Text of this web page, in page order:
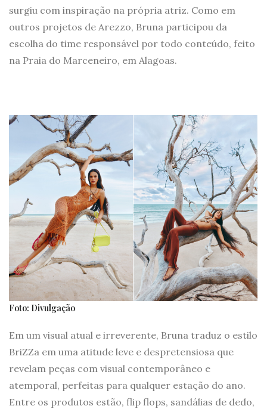
surgiu com inspiração na própria atriz. Como em
outros projetos de Arezzo, Bruna participou da
escolha do time responsável por todo conteúdo, feito
na Praia do Marceneiro, em Alagoas.
Foto: Divulgação
Em um visual atual e irreverente, Bruna traduz o estilo
BriZZa em uma atitude leve e despretensiosa que
revelam peças com visual contemporâneo e
atemporal, perfeitas para qualquer estação do ano.
Entre os produtos estão, flip flops, sandálias de dedo,